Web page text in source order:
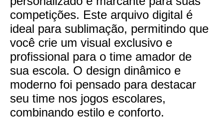
competições. Este arquivo digital é
ideal para sublimação, permitindo que
você crie um visual exclusivo e
profissional para o time amador de
sua escola. O design dinâmico e
moderno foi pensado para destacar
seu time nos jogos escolares,
combinando estilo e conforto.